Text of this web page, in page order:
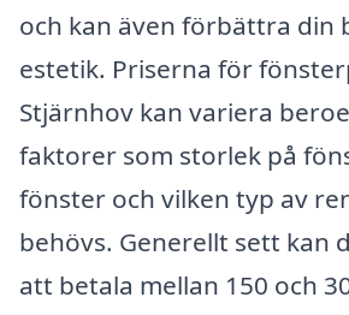
och kan även förbättra din
estetik. Priserna för
Stjärnhov kan variera
faktorer som storlek på
fönster och vilken typ av
behövs. Generellt sett kan
att betala mellan 150 och